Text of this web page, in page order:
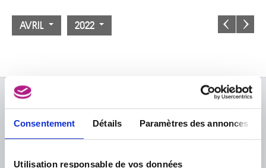
Consentement Détails Paramètres des annonces
Utilisation responsable de vos données
AVRIL 2022
Publications